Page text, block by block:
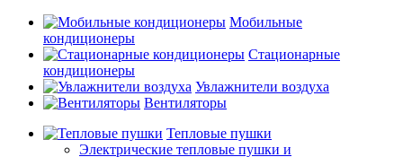
Мобильные
кондиционеры
Стационарные
кондиционеры
Увлажнители воздуха
Вентиляторы
Тепловые пушки
Электрические тепловые пушки и